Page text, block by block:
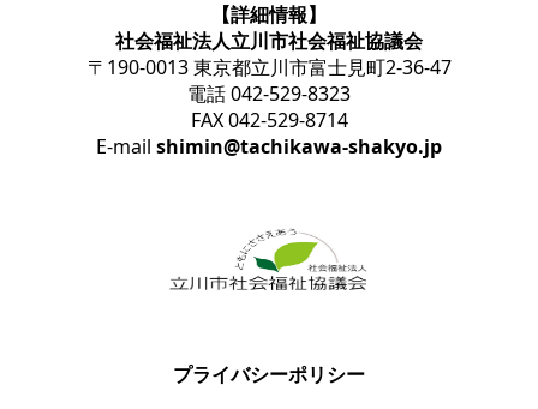
【詳細情報】
社会福祉法人立川市社会福祉協議会
〒190-0013 東京都立川市富士見町2-36-47
電話 042-529-8323
FAX 042-529-8714
E-mail shimin@tachikawa-shakyo.jp
プライバシーポリシー